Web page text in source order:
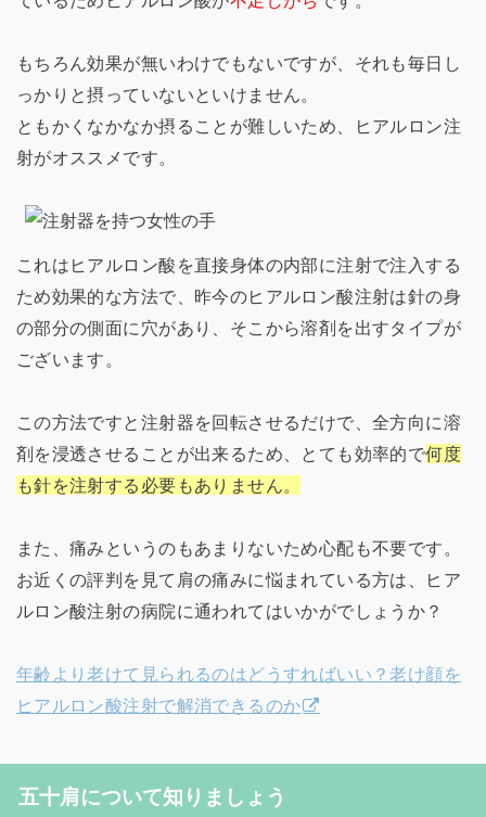
もちろん効果が無いわけでもないですが、それも毎日し
っかりと摂っていないといけません。
ともかくなかなか摂ることが難しいため、ヒアルロン注
射がオススメです。
これはヒアルロン酸を直接身体の内部に注射で注入する
ため効果的な方法で、昨今のヒアルロン酸注射は針の身
の部分の側面に穴があり、そこから溶剤を出すタイプが
ございます。
この方法ですと注射器を回転させるだけで、全方向に溶
剤を浸透させることが出来るため、とても効率的で何度
も針を注射する必要もありません。
また、痛みというのもあまりないため心配も不要です。
お近くの評判を見て肩の痛みに悩まれている方は、ヒア
ルロン酸注射の病院に通われてはいかがでしょうか？
年齢より老けて見られるのはどうすればいい？老け顔を
ヒアルロン酸注射で解消できるのか
五十肩について知りましょう